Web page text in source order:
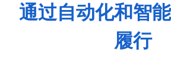
通过自动化和智
履行